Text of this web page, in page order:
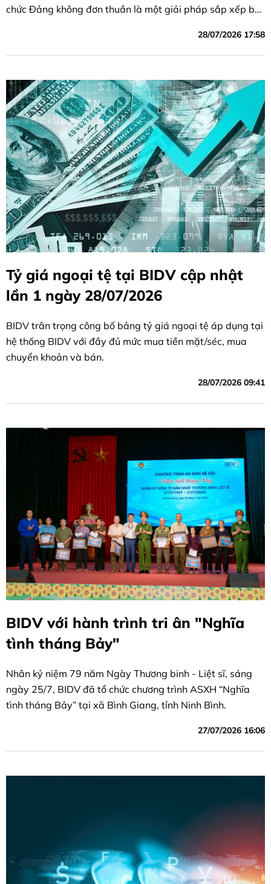
chức Đảng không đơn thuần là một giải pháp sắp xếp bộ
toàn của mạch máu kinh tế quốc gia – minh chứng thuyết
phục nhất cho sức mạnh của mô hình Đảng bộ toàn
28/07/2026 17:58
Tỷ giá ngoại tệ tại BIDV cập nhật
lần 1 ngày 28/07/2026
BIDV trân trọng công bố bảng tỷ giá ngoại tệ áp dụng tại
hệ thống BIDV với đầy đủ mức mua tiền mặt/séc, mua
chuyển khoản và bán.
28/07/2026 09:41
BIDV với hành trình tri ân "Nghĩa
tình tháng Bảy"
Nhân kỷ niệm 79 năm Ngày Thương binh - Liệt sĩ, sáng
ngày 25/7, BIDV đã tổ chức chương trình ASXH “Nghĩa
tình tháng Bảy” tại xã Bình Giang, tỉnh Ninh Bình.
27/07/2026 16:06